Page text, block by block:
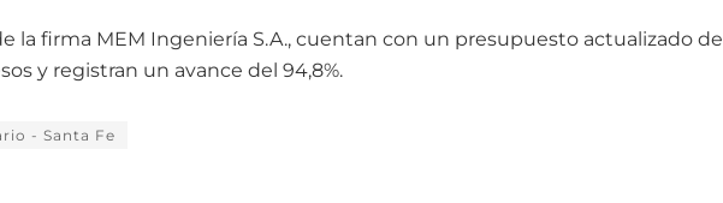
la firma MEM Ingeniería S.A., cuentan con un presupuesto actualizado de
y registran un avance del 94,8%.
- Santa Fe